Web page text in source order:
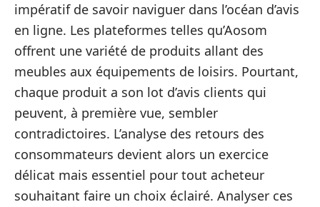
impératif de savoir naviguer dans l’océan d’avis
en ligne. Les plateformes telles qu’Aosom
offrent une variété de produits allant des
meubles aux équipements de loisirs. Pourtant,
chaque produit a son lot d’avis clients qui
peuvent, à première vue, sembler
contradictoires. L’analyse des retours des
consommateurs devient alors un exercice
délicat mais essentiel pour tout acheteur
souhaitant faire un choix éclairé. Analyser ces